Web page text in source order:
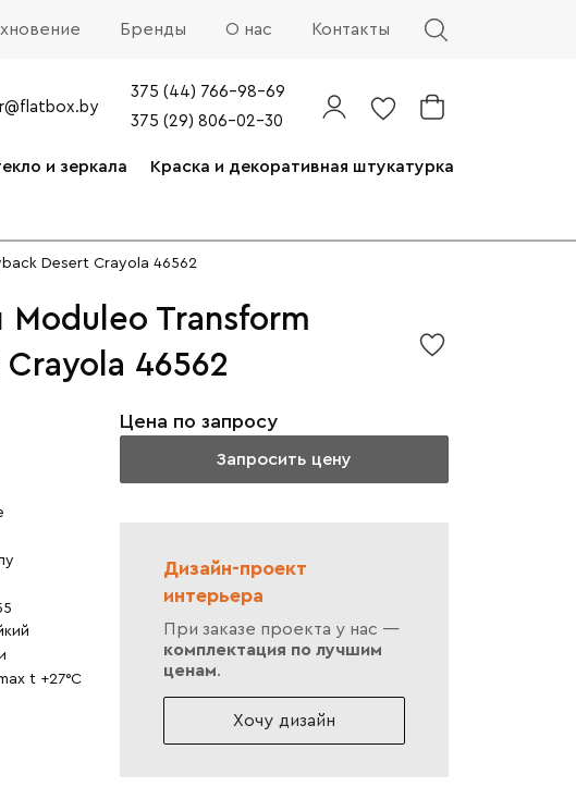
Бренды О нас Контакты
375 (44) 766-98-69
375 (29) 806-02-30
и зеркала Краска и декоративная штукатурка
Desert Crayola 46562
Transform
46562
t +27°C
Цена по запросу
Запросить цену
Дизайн-проект
интерьера
При заказе проекта у нас —
комплектация по лучшим
ценам.
Хочу дизайн